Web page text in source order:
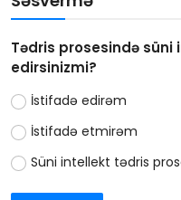
Tədris prosesində
edirsinizmi?
İstifadə edirəm
İstifadə etmirəm
Süni intellekt tədris